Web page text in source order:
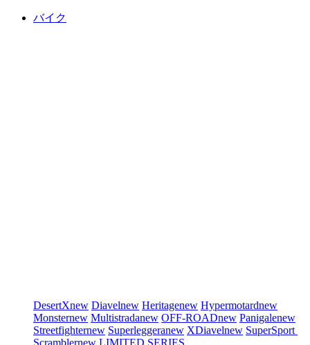
バイク
DesertXnew Diavelnew Heritagenew Hypermotardnew
Monsternew Multistradanew OFF-ROADnew Panigalenew
Streetfighternew Superleggeranew XDiavelnew SuperSport
Scramblernew LIMITED SERIES